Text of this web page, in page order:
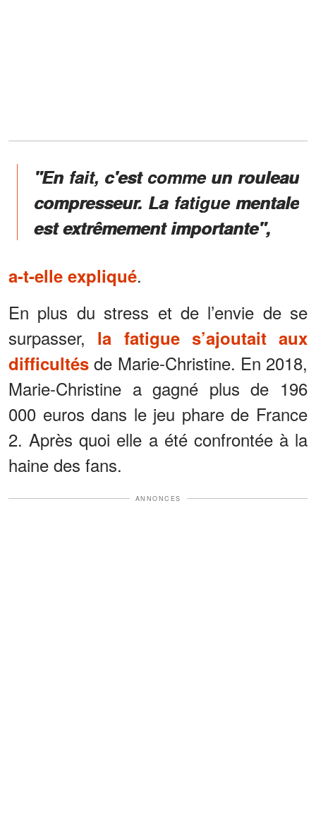
"En fait, c'est comme un rouleau
compresseur. La fatigue mentale
est extrêmement importante",
a-t-elle expliqué.
En plus du stress et de l’envie de se
surpasser, la fatigue s’ajoutait aux
difficultés de Marie-Christine. En 2018,
Marie-Christine a gagné plus de 196
000 euros dans le jeu phare de France
2. Après quoi elle a été confrontée à la
haine des fans.
ANNONCES